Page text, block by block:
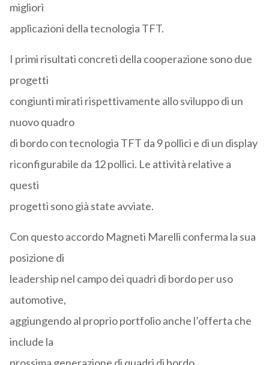
migliori
applicazioni della tecnologia TFT.
I primi risultati concreti della cooperazione sono due
progetti
congiunti mirati rispettivamente allo sviluppo di un
nuovo quadro
di bordo con tecnologia TFT da 9 pollici e di un display
riconfigurabile da 12 pollici. Le attività relative a
questi
progetti sono già state avviate.
Con questo accordo Magneti Marelli conferma la sua
posizione di
leadership nel campo dei quadri di bordo per uso
automotive,
aggiungendo al proprio portfolio anche l’offerta che
include la